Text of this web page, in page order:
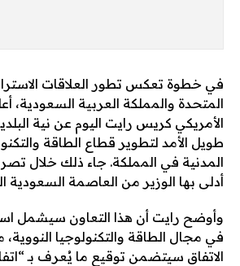
في خطوة تعكس تطور العلاقات
المتحدة والمملكة العربية السعودية،
الأمريكي كريس رايت اليوم عن نية
طويل الأمد لتطوير قطاع الطاقة
المدنية في المملكة. جاء ذلك خلال
أدلى بها الوزير من العاصمة السعودية
وأوضح رايت أن هذا التعاون سيشمل
في مجال الطاقة والتكنولوجيا النووية،